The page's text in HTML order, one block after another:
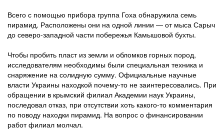
Всего с помощью прибора группа Гоха обнаружила семь
пирамид. Расположены они на одной линии — от мыса Сарыч
до северо-западной части побережья Камышовой бухты.
Чтобы пробить пласт из земли и обломков горных пород,
исследователям необходимы были специальная техника и
снаряжение на солидную сумму. Официальные научные
власти Украины находкой почему-то не заинтересовались. При
обращении в крымский филиал Академии наук Украины,
последовал отказ, при отсутствии хоть какого-то комментария
по поводу находки пирамид. На вопрос о финансировании
работ филиал молчал.